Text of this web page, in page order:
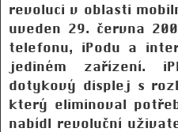
revoluci v oblasti
uveden 29. června
telefonu, iPodu a
jediném zařízení.
dotykový displej s
který eliminoval
nabídl revoluční